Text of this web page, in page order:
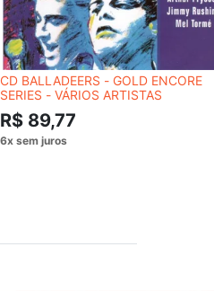
CD BALLADEERS - GOLD ENCORE
SERIES - VÁRIOS ARTISTAS
R$ 89,77